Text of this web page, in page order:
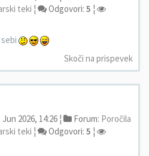
teki ¦ Odgovori: 5 ¦
Skoči na prispevek
Jun 2026, 14:26 ¦ Forum: Poročila
teki ¦ Odgovori: 5 ¦